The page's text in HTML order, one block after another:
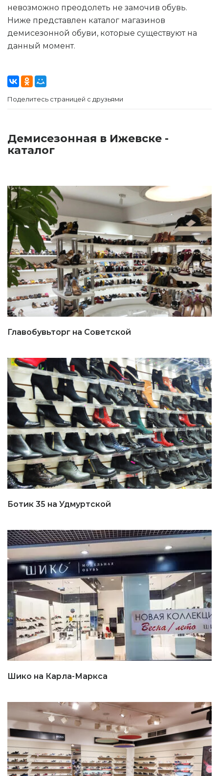
невозможно преодолеть не замочив обувь.
Ниже представлен каталог магазинов
демисезонной обуви, которые существуют на
данный момент.
Поделитесь страницей с друзьями
Демисезонная в Ижевске -
каталог
Главобувьторг на Советской
Ботик 35 на Удмуртской
Шико на Карла-Маркса